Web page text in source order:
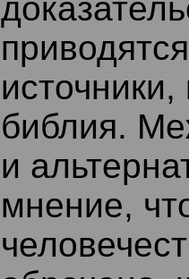
библия.
и
мнение,